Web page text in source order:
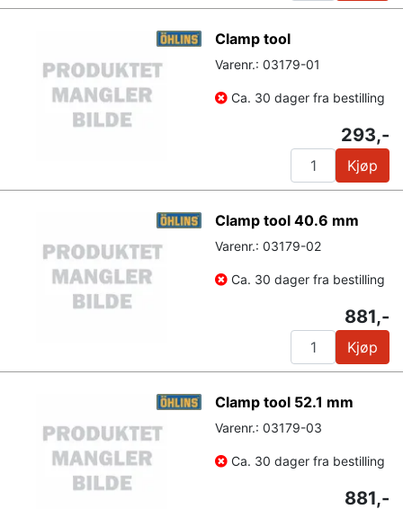
Clamp tool
Varenr.: 03179-01
Ca. 30 dager fra bestilling
293,-
Kjøp
Clamp tool 40.6 mm
Varenr.: 03179-02
Ca. 30 dager fra bestilling
881,-
Kjøp
Clamp tool 52.1 mm
Varenr.: 03179-03
Ca. 30 dager fra bestilling
881,-